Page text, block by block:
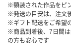
※額装された作品をピ
※発送の目安は、注文
※ギフト配送をご希望
※商品到着後、7日間
の方も安心です